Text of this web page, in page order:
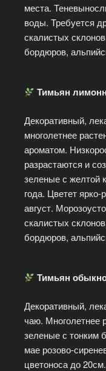
места.
воды. Требуется
скалистых
бордюров,
Тимьян
Декоративный,
многолетнее
ароматом.
разрастаются и
зеленые с желтой
года. Цветет
август.
скалистых
бордюров,
Тимьян
Декоративный,
чаю. Многолетнее
зеленые с тонким
мае розово-
цветоноса до